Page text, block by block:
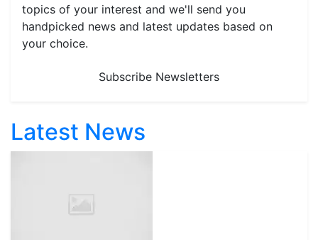
topics of your interest and we'll send you
handpicked news and latest updates based on
your choice.
Subscribe Newsletters
Latest News